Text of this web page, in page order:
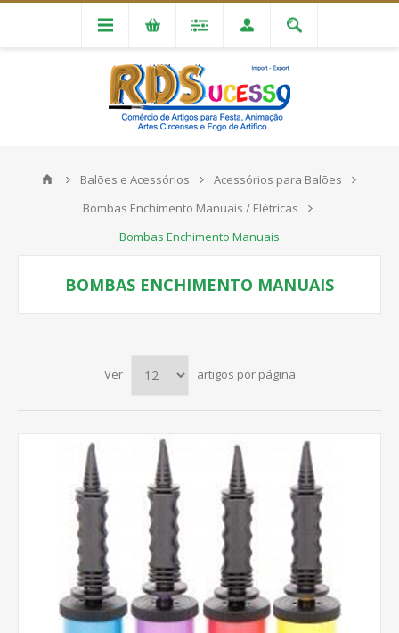
Balões e Acessórios
Acessórios para Balões
Bombas Enchimento Manuais / Elétricas
Bombas Enchimento Manuais
BOMBAS ENCHIMENTO MANUAIS
Ver artigos por página